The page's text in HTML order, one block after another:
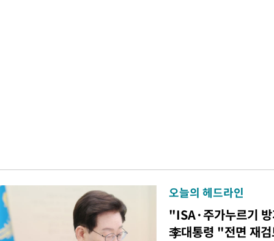
오늘의 헤드라인
"ISA·주가누르기
李대통령 "전면 재